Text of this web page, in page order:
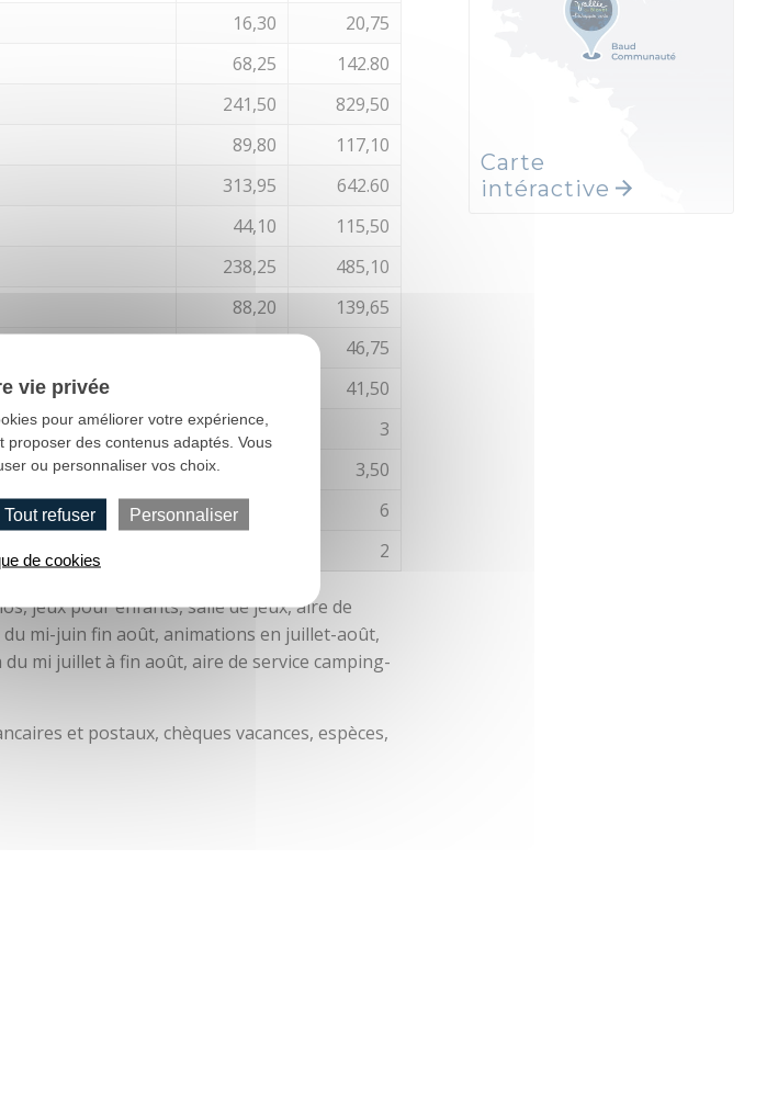
16,30
20,75
68,25
142.80
241,50
829,50
89,80
117,10
313,95
642.60
44,10
115,50
238,25
485,10
88,20
139,65
46,75
41,50
2
3
3,50
6
2
jeux pour enfants, salle de jeux, aire de
mi-juin fin août, animations en juillet-août,
mi juillet à fin août, aire de service camping-
et postaux, chèques vacances, espèces,
Carte
intéractive
vie privée
pour améliorer votre expérience,
proposer des contenus adaptés. Vous
ou personnaliser vos choix.
Tout refuser Personnaliser
de cookies